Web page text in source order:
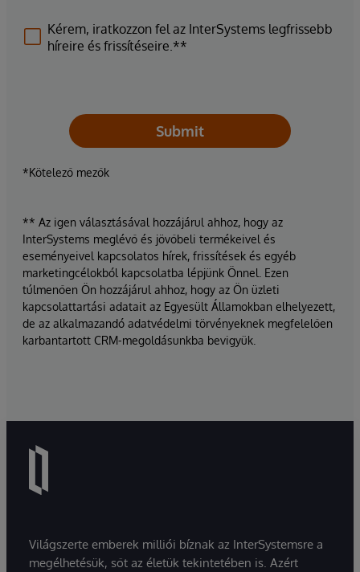
Kérem, iratkozzon fel az InterSystems legfrissebb
híreire és frissítéseire.**
Submit
*Kötelező mezők
** Az igen választásával hozzájárul ahhoz, hogy az
InterSystems meglévő és jövőbeli termékeivel és
eseményeivel kapcsolatos hírek, frissítések és egyéb
marketingcélokból kapcsolatba lépjünk Önnel. Ezen
túlmenően Ön hozzájárul ahhoz, hogy az Ön üzleti
kapcsolattartási adatait az Egyesült Államokban elhelyezett,
de az alkalmazandó adatvédelmi törvényeknek megfelelően
karbantartott CRM-megoldásunkba bevigyük.
Világszerte emberek milliói bíznak az InterSystemsre a
megélhetésük, sőt az életük tekintetében is. Azért